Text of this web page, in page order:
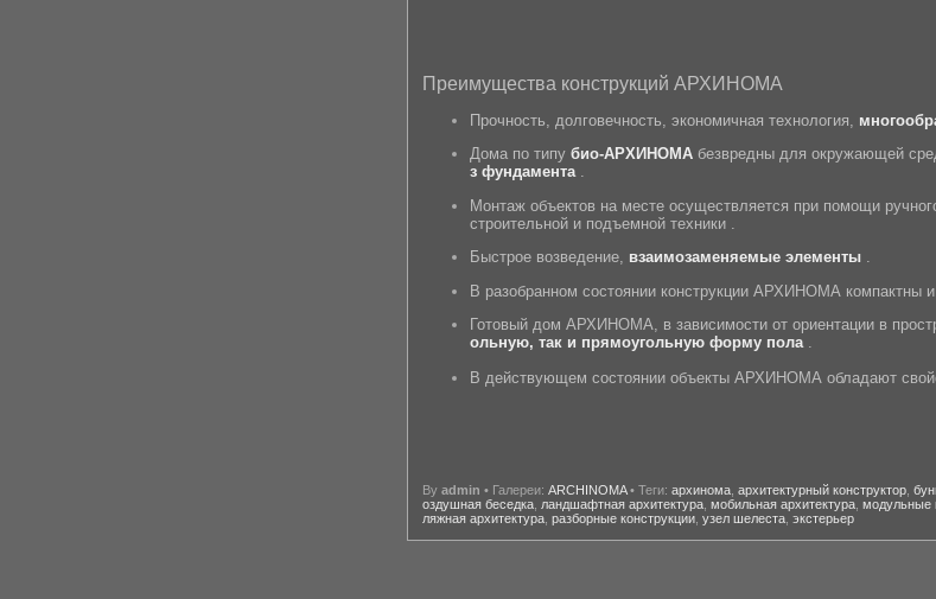
Преимущества конструкций АРХИНОМА
Прочность, долговечность, экономичная технология,
Дома по типу био-АРХИНОМА безвредны для окружающей
з фундамента.
Монтаж объектов на месте осуществляется при помощи
строительной и подъемной техники .
Быстрое возведение, взаимозаменяемые элементы .
В разобранном состоянии конструкции АРХИНОМА компактны и
Готовый дом АРХИНОМА, в зависимости от ориентации в
ольную, так и прямоугольную форму пола
В действующем состоянии объекты АРХИНОМА обладают
By admin • Галереи: ARCHINOMA• Теги: архинома архитектурный конструктор
оздушная беседка ландшафтная архитектура мобильная архитектура модульные
ляжная архитектура разборные конструкции узел шелеста экстерьер